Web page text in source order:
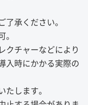
了承ください。
。
クチャーなどにより
入時にかかる実際の
たします。